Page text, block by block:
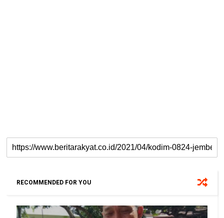
RECOMMENDED FOR YOU